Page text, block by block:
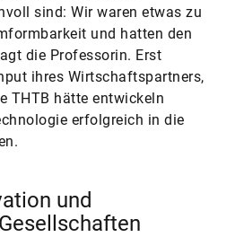
sind: Wir waren etwas zu
und hatten den
die Professorin. Erst
ihres Wirtschaftspartners,
THTB hätte entwickeln
erfolgreich in die
und